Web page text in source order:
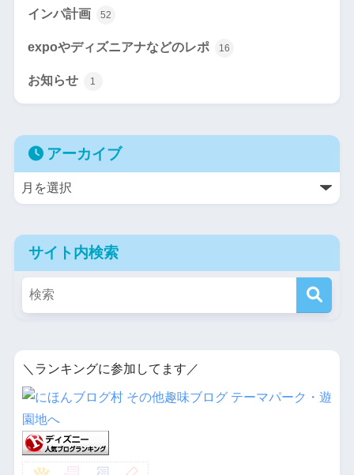
インパ計画 52
expoやディズニアナなどのレポ 16
お知らせ 1
アーカイブ
サイト内検索
＼ランキングに参加してます／